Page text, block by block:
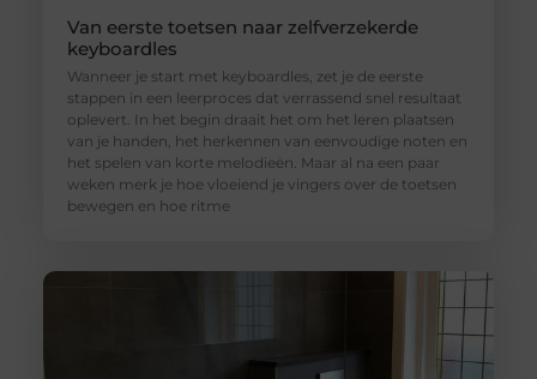
Van eerste toetsen naar zelfverzekerde
keyboardles
Wanneer je start met keyboardles, zet je de eerste
stappen in een leerproces dat verrassend snel resultaat
oplevert. In het begin draait het om het leren plaatsen
van je handen, het herkennen van eenvoudige noten en
het spelen van korte melodieën. Maar al na een paar
weken merk je hoe vloeiend je vingers over de toetsen
bewegen en hoe ritme